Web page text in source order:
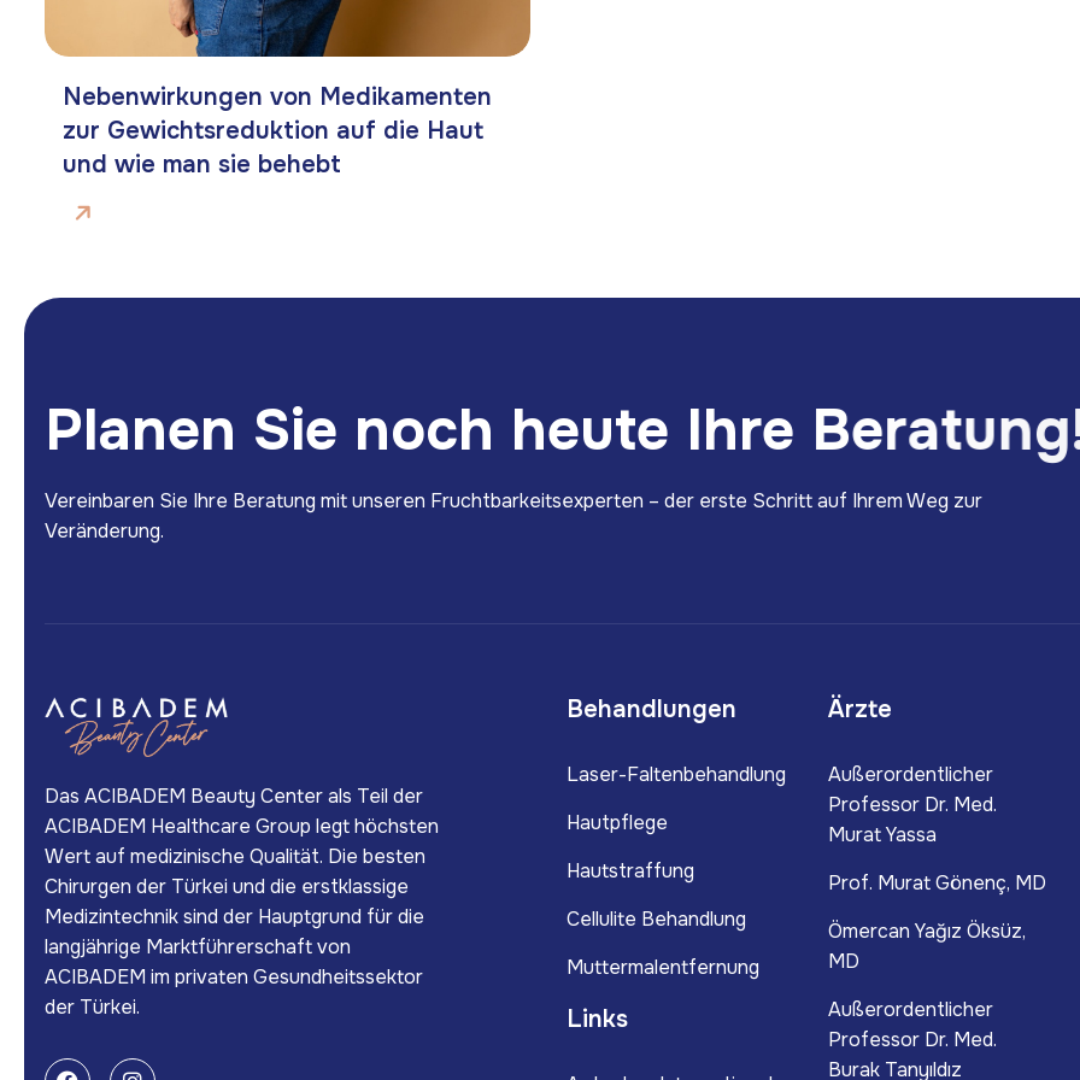
Nebenwirkungen von Medikamenten
zur Gewichtsreduktion auf die Haut
und wie man sie behebt
Planen Sie noch heute Ihre Beratung
Vereinbaren Sie Ihre Beratung mit unseren Fruchtbarkeitsexperten – der erste Schritt auf Ihrem Weg zur
Veränderung.
Das ACIBADEM Beauty Center als Teil der
ACIBADEM Healthcare Group legt höchsten
Wert auf medizinische Qualität. Die besten
Chirurgen der Türkei und die erstklassige
Medizintechnik sind der Hauptgrund für die
langjährige Marktführerschaft von
ACIBADEM im privaten Gesundheitssektor
der Türkei.
Behandlungen
Laser-Faltenbehandlung
Hautpflege
Hautstraffung
Cellulite Behandlung
Muttermalentfernung
Links
Ärzte
Außerordentlicher
Professor Dr. Med.
Murat Yassa
Prof. Murat Gönenç, MD
Ömercan Yağız Öksüz,
MD
Außerordentlicher
Professor Dr. Med.
Burak Tanyıldız